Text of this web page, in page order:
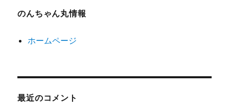
のんちゃん丸情報
ホームページ
最近のコメント